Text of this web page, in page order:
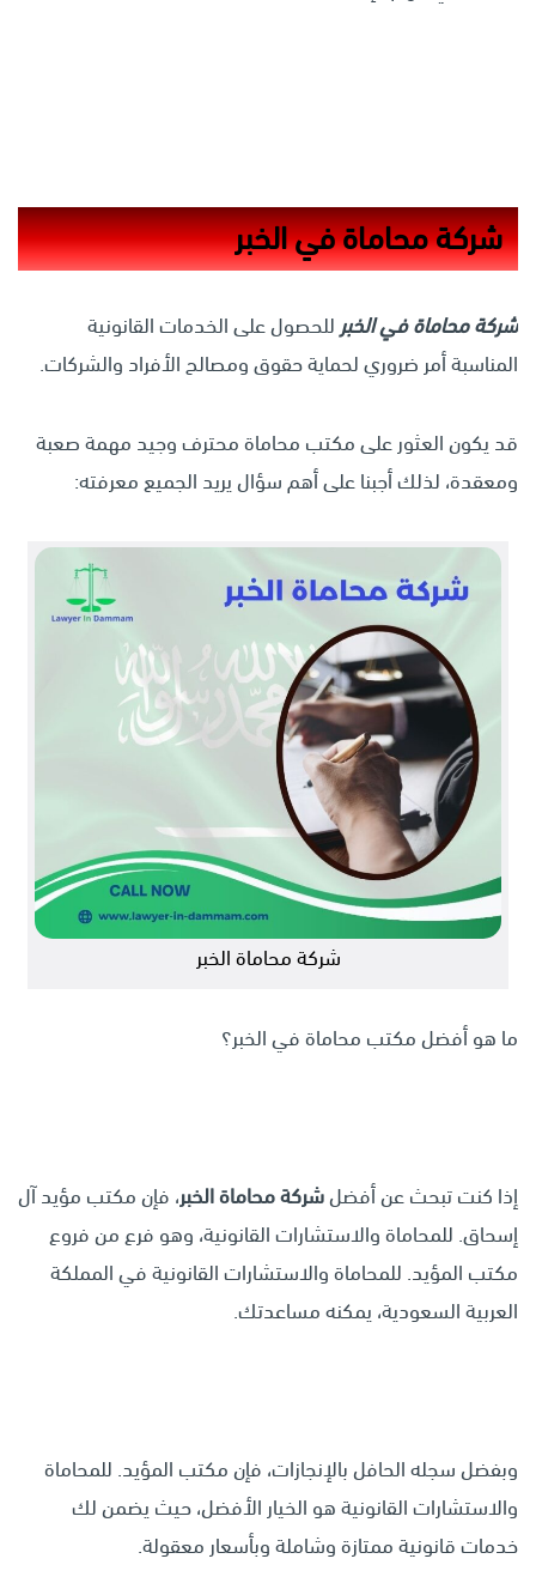
شركة محاماة في الخبر
شركة محاماة في الخبرللحصول على الخدمات القانونية
المناسبة أمر ضروري لحماية حقوق ومصالح الأفراد والشركات.
قد يكون العثور على مكتب محاماة محترف وجيد مهمة صعبة
ومعقدة، لذلك أجبنا على أهم سؤال يريد الجميع معرفته:
شركة محاماة الخبر
ما هو أفضل مكتب محاماة في الخبر؟
إذا كنت تبحث عن أفضلشركة محاماة الخبر، فإن مكتب مؤيد آل
إسحاق. للمحاماة والاستشارات القانونية، وهو فرع من فروع
مكتب المؤيد. للمحاماة والاستشارات القانونية في المملكة
العربية السعودية، يمكنه مساعدتك.
وبفضل سجله الحافل بالإنجازات، فإن مكتب المؤيد. للمحاماة
والاستشارات القانونية هو الخيار الأفضل، حيث يضمن لك
خدمات قانونية ممتازة وشاملة وبأسعار معقولة.